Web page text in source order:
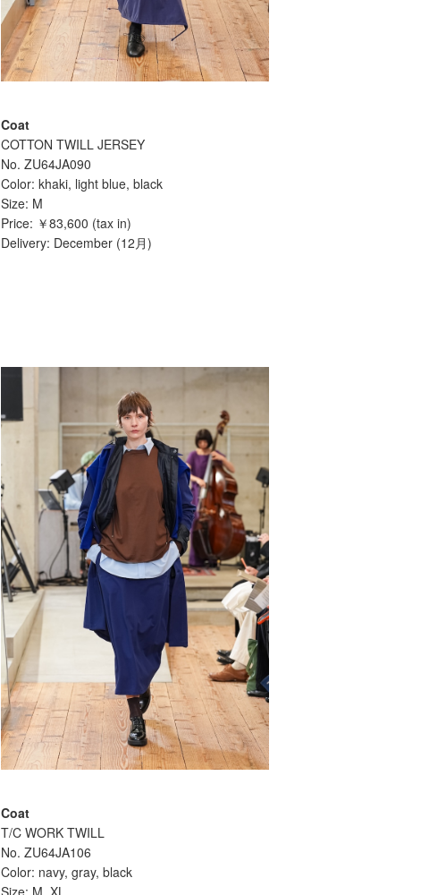
Coat
COTTON TWILL JERSEY
No. ZU64JA090
Color: khaki, light blue, black
Size: M
Price: ￥83,600 (tax in)
Delivery: December (12月)
Coat
T/C WORK TWILL
No. ZU64JA106
Color: navy, gray, black